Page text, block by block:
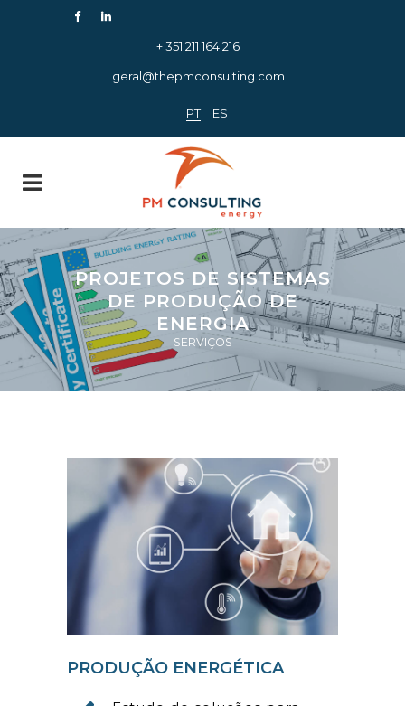
+ 351 211 164 216
geral@thepmconsulting.com
PT ES
PROJETOS DE SISTEMAS
DE PRODUÇÃO DE
ENERGIA
SERVIÇOS
PRODUÇÃO ENERGÉTICA